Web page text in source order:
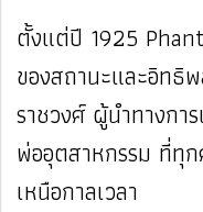
ตั้งแต่ปี 1925
ของสถานะและอิทธิ
ราชวงศ์ ผู้นำทางกา
พ่ออุตสาหกรรม ที่ทุ
เหนือกาลเวลา